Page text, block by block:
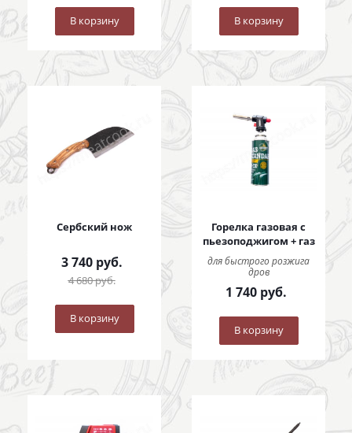
В корзину В корзину
Сербский нож
3 740руб.
4 680руб.
В корзину
Горелка газовая с
пьезоподжигом + газ
для быстрого розжига
дров
1 740руб.
В корзину